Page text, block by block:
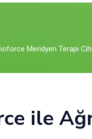
Meridyen Terapi
ile